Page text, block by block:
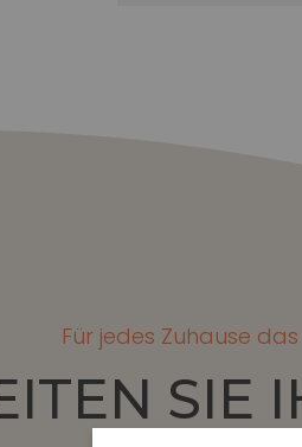
Für jedes Zuhause
SIE